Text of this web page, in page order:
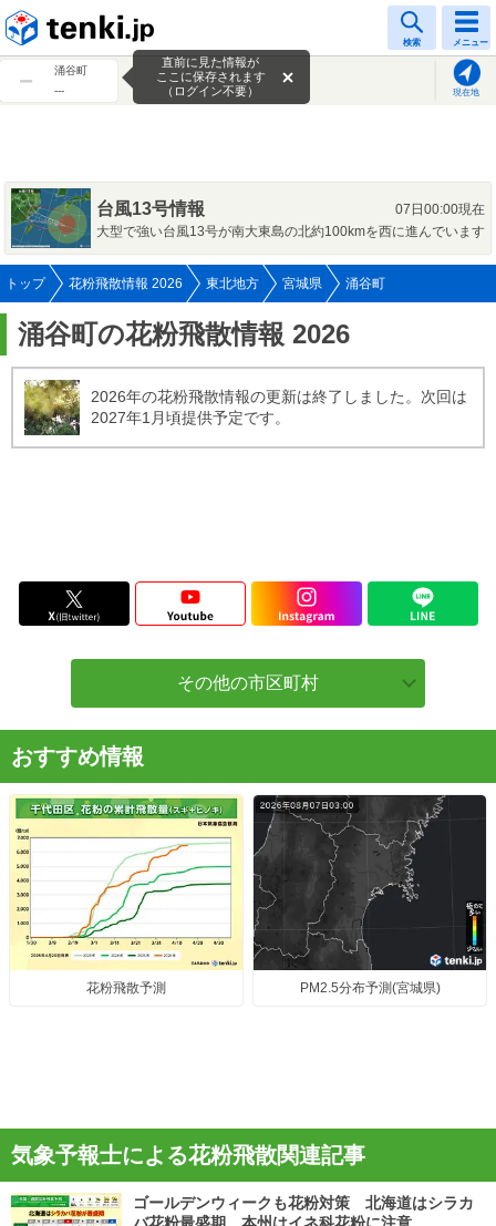
検索 メニュー
涌谷町
---
現在地
直前に見た情報が
ここに保存されます
（ログイン不要）
台風13号情報
07日00:00現在
大型で強い台風13号が南大東島の北約100kmを西に進んでいます
トップ 花粉飛散情報 2026 東北地方 宮城県 涌谷町
涌谷町の花粉飛散情報 2026
2026年の花粉飛散情報の更新は終了しました。次回は
2027年1月頃提供予定です。
その他の市区町村
おすすめ情報
花粉飛散予測 PM2.5分布予測(宮城県)
気象予報士による花粉飛散関連記事
ゴールデンウィークも花粉対策 北海道はシラカ